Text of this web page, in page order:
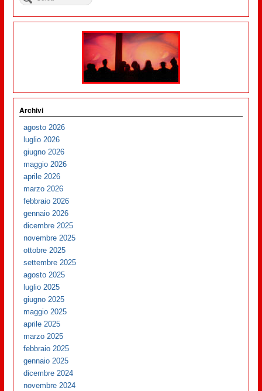
Archivi
agosto 2026
luglio 2026
giugno 2026
maggio 2026
aprile 2026
marzo 2026
febbraio 2026
gennaio 2026
dicembre 2025
novembre 2025
ottobre 2025
settembre 2025
agosto 2025
luglio 2025
giugno 2025
maggio 2025
aprile 2025
marzo 2025
febbraio 2025
gennaio 2025
dicembre 2024
novembre 2024